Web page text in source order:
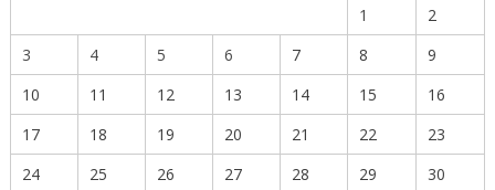
1
2
3
4 5 6 7 8
9
10
11 12 13 14 15
16
17
18 19 20 21 22
23
24
25 26 27 28 29
30